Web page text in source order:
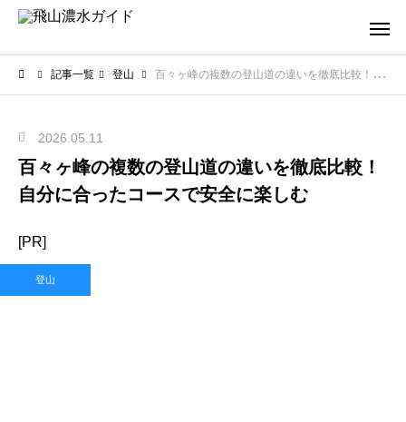
記事一覧 登山 百々ヶ峰の複数の登山道の違いを徹底比較！自分に合ったコースで安全に楽しむ
2026.05.11
百々ヶ峰の複数の登山道の違いを徹底比較！
自分に合ったコースで安全に楽しむ
[PR]
登山